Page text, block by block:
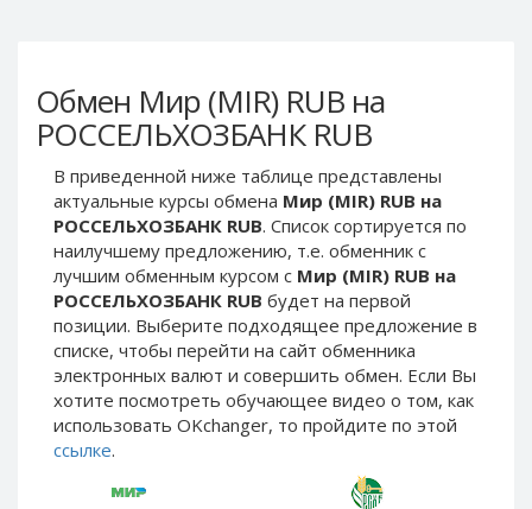
Обмен Мир (MIR) RUB на
РОССЕЛЬХОЗБАНК RUB
В приведенной ниже таблице представлены
актуальные курсы обмена Мир (MIR) RUB на
РОССЕЛЬХОЗБАНК RUB. Список сортируется по
наилучшему предложению, т.е. обменник с
лучшим обменным курсом с Мир (MIR) RUB на
РОССЕЛЬХОЗБАНК RUB будет на первой
позиции. Выберите подходящее предложение в
списке, чтобы перейти на сайт обменника
электронных валют и совершить обмен. Если Вы
хотите посмотреть обучающее видео о том, как
использовать OKchanger, то пройдите по этой
ссылке.
Payeer Tether ERC20
(USDT)
Payeer UAH
ЮMoney RUB
ЮMoney KZT
PayPal USD
PayPal EUR
PayPal GBP
PayPal CAD
PayPal AUD
PayPal RUB
PayPal CZK
PayPal DKK
Payeer Tether ERC20
(USDT)
Payeer UAH
ЮMoney RUB
ЮMoney KZT
PayPal USD
PayPal EUR
PayPal GBP
PayPal CAD
PayPal AUD
PayPal RUB
PayPal DKK